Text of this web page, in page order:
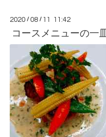
2020 /08 / 11 11:42
コースメニューの一皿